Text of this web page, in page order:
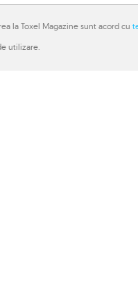
la Toxel Magazine sunt acord cu
utilizare.